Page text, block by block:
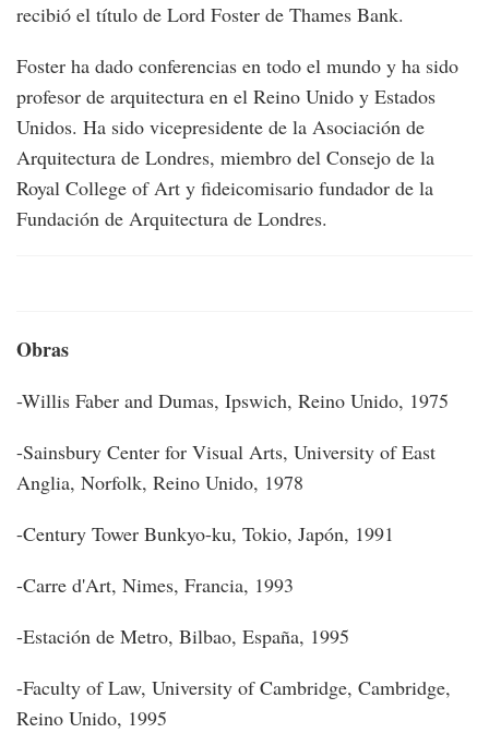
recibió el título de Lord Foster de Thames Bank.
Foster ha dado conferencias en todo el mundo y ha sido
profesor de arquitectura en el Reino Unido y Estados
Unidos. Ha sido vicepresidente de la Asociación de
Arquitectura de Londres, miembro del Consejo de la
Royal College of Art y fideicomisario fundador de la
Fundación de Arquitectura de Londres.
Obras
-Willis Faber and Dumas, Ipswich, Reino Unido, 1975
-Sainsbury Center for Visual Arts, University of East
Anglia, Norfolk, Reino Unido, 1978
-Century Tower Bunkyo-ku, Tokio, Japón, 1991
-Carre d'Art, Nimes, Francia, 1993
-Estación de Metro, Bilbao, España, 1995
-Faculty of Law, University of Cambridge, Cambridge,
Reino Unido, 1995